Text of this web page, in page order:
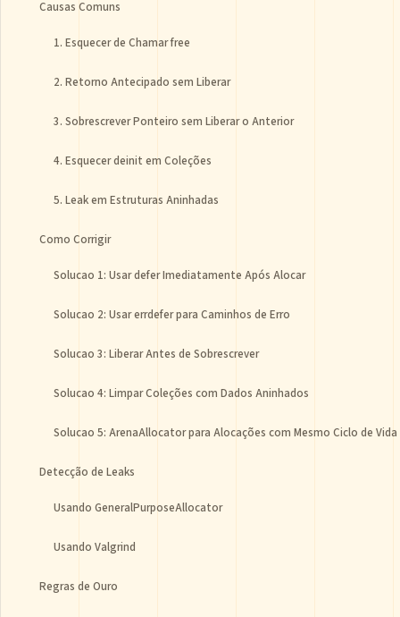
Causas Comuns
1. Esquecer de Chamar free
2. Retorno Antecipado sem Liberar
3. Sobrescrever Ponteiro sem Liberar o Anterior
4. Esquecer deinit em Coleções
5. Leak em Estruturas Aninhadas
Como Corrigir
Solucao 1: Usar defer Imediatamente Após Alocar
Solucao 2: Usar errdefer para Caminhos de Erro
Solucao 3: Liberar Antes de Sobrescrever
Solucao 4: Limpar Coleções com Dados Aninhados
Solucao 5: ArenaAllocator para Alocações com Mesmo Ciclo de Vida
Detecção de Leaks
Usando GeneralPurposeAllocator
Usando Valgrind
Regras de Ouro